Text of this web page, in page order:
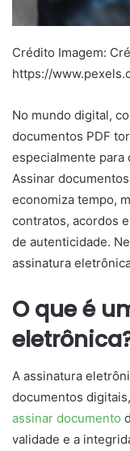
Crédito Imagem:
https://
No mundo digital,
documentos PDF
especialmente para
Assinar
economiza tempo,
contratos, acordos
de autenticidade.
assinatura
O que é
A assinatura
documentos
assinar documento
validade e a